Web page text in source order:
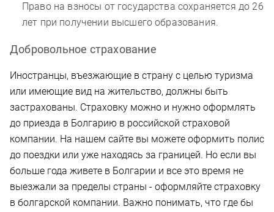
Право на взносы от государства сохраняется до 26
лет при получении высшего образования.
Добровольное страхование
Иностранцы, въезжающие в страну с целью туризма
или имеющие вид на жительство, должны быть
застрахованы. Страховку можно и нужно оформлять
до приезда в Болгарию в российской страховой
компании. На нашем сайте вы можете оформить полис
до поездки или уже находясь за границей. Но если вы
больше года живете в Болгарии и все это время не
выезжали за пределы страны - оформляйте страховку
в болгарской компании. Важно понимать, что где бы